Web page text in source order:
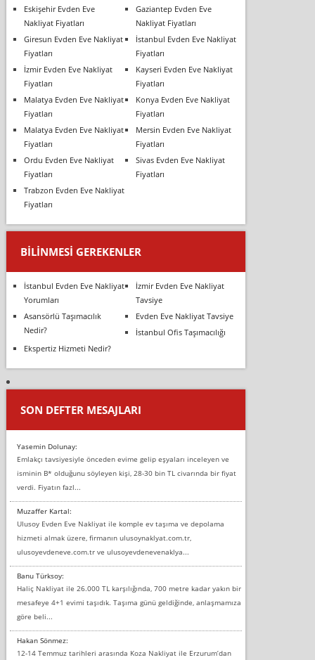
Eskişehir Evden Eve
Nakliyat Fiyatları
Gaziantep Evden Eve
Nakliyat Fiyatları
Giresun Evden Eve Nakliyat
Fiyatları
İstanbul Evden Eve Nakliyat
Fiyatları
İzmir Evden Eve Nakliyat
Fiyatları
Kayseri Evden Eve Nakliyat
Fiyatları
Malatya Evden Eve Nakliyat
Fiyatları
Konya Evden Eve Nakliyat
Fiyatları
Malatya Evden Eve Nakliyat
Fiyatları
Mersin Evden Eve Nakliyat
Fiyatları
Ordu Evden Eve Nakliyat
Fiyatları
Sivas Evden Eve Nakliyat
Fiyatları
Trabzon Evden Eve Nakliyat
Fiyatları
BILINMESI GEREKENLER
İstanbul Evden Eve Nakliyat
Yorumları
İzmir Evden Eve Nakliyat
Tavsiye
Asansörlü Taşımacılık
Nedir?
Evden Eve Nakliyat Tavsiye
İstanbul Ofis Taşımacılığı
Ekspertiz Hizmeti Nedir?
SON DEFTER MESAJLARI
Yasemin Dolunay:
Emlakçı tavsiyesiyle önceden evime gelip eşyaları inceleyen ve
isminin B* olduğunu söyleyen kişi, 28-30 bin TL civarında bir fiyat
verdi. Fiyatın fazl...
Muzaffer Kartal:
Ulusoy Evden Eve Nakliyat ile komple ev taşıma ve depolama
hizmeti almak üzere, firmanın ulusoynaklyat.com.tr,
ulusoyevdeneve.com.tr ve ulusoyevdenevenaklya...
Banu Türksoy:
Haliç Nakliyat ile 26.000 TL karşılığında, 700 metre kadar yakın bir
mesafeye 4+1 evimi taşıdık. Taşıma günü geldiğinde, anlaşmamıza
göre beli...
Hakan Sönmez:
12-14 Temmuz tarihleri arasında Koza Nakliyat ile Erzurum’dan